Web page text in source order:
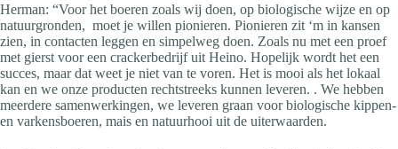
Herman: “Voor het boeren zoals wij doen, op biologische wijze en op
natuurgronden, moet je willen pionieren. Pionieren zit ‘m in kansen
zien, in contacten leggen en simpelweg doen. Zoals nu met een proef
met gierst voor een crackerbedrijf uit Heino. Hopelijk wordt het een
succes, maar dat weet je niet van te voren. Het is mooi als het lokaal
kan en we onze producten rechtstreeks kunnen leveren. . We hebben
meerdere samenwerkingen, we leveren graan voor biologische kippen-
en varkensboeren, mais en natuurhooi uit de uiterwaarden.